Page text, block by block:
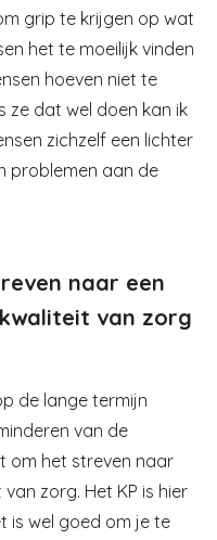
grip te krijgen op wat
het te moeilijk vinden
hoeven niet te
ze dat wel doen kan ik
zichzelf een lichter
problemen aan de
naar een
van zorg
de lange termijn
van de
om het streven naar
zorg. Het KP is hier
is wel goed om je te